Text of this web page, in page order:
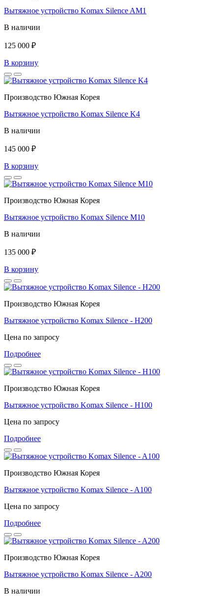
Вытяжное устройство Komax Silence AM1
В наличии
125 000 ₽
В корзину
Производство Южная Корея
Вытяжное устройство Komax Silence K4
В наличии
145 000 ₽
В корзину
Производство Южная Корея
Вытяжное устройство Komax Silence M10
В наличии
135 000 ₽
В корзину
Производство Южная Корея
Вытяжное устройство Komax Silence - H200
Цена по запросу
Подробнее
Производство Южная Корея
Вытяжное устройство Komax Silence - H100
Цена по запросу
Подробнее
Производство Южная Корея
Вытяжное устройство Komax Silence - A100
Цена по запросу
Подробнее
Производство Южная Корея
Вытяжное устройство Komax Silence - A200
В наличии